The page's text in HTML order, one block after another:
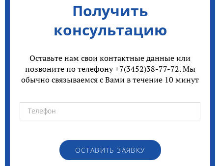
Получить
консультацию
Оставьте нам свои контактные данные или
позвоните по телефону +7(3452)38-77-72. Мы
обычно связываемся с Вами в течение 10 минут
ОСТАВИТЬ ЗАЯВКУ